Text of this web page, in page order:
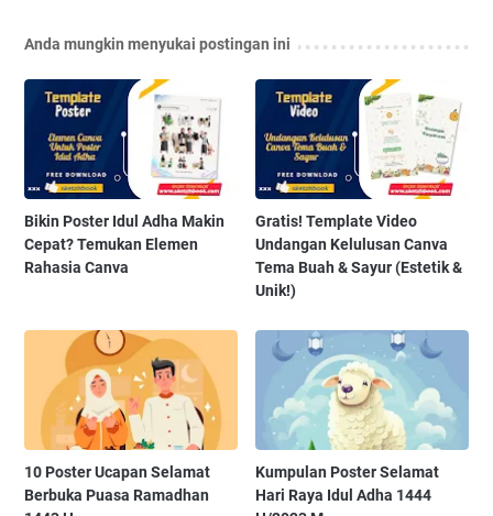
Anda mungkin menyukai postingan ini
Bikin Poster Idul Adha Makin
Cepat? Temukan Elemen
Rahasia Canva
Gratis! Template Video
Undangan Kelulusan Canva
Tema Buah & Sayur (Estetik &
Unik!)
10 Poster Ucapan Selamat
Berbuka Puasa Ramadhan
Kumpulan Poster Selamat
Hari Raya Idul Adha 1444